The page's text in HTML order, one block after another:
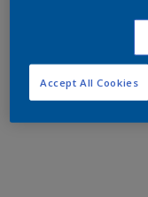
Accept All Cookies